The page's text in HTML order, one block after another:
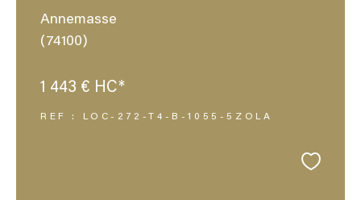
Annemasse
(74100)
1 443 € HC*
REF : LOC-272-T4-B-1055-5ZOLA